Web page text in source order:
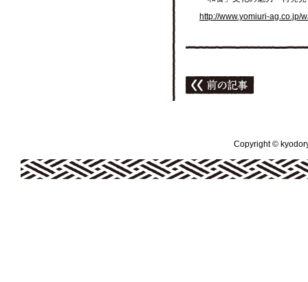
http://www.yomiuri-ag.co.jp/
Copyright ©